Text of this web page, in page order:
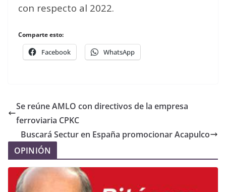
con respecto al 2022.
Comparte esto:
Facebook WhatsApp
Se reúne AMLO con directivos de la empresa
ferroviaria CPKC
Buscará Sectur en España promocionar Acapulco
OPINIÓN